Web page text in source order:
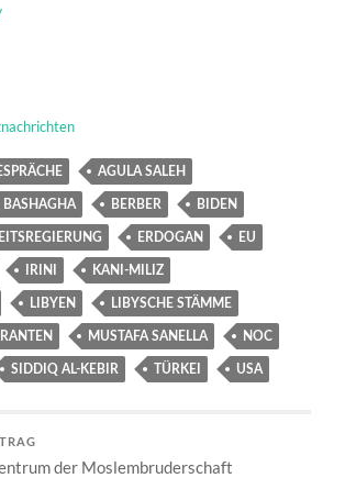
AGULA SALEH
BASHAGHA BERBER BIDEN
ERDOGAN EU
IRINI KANI-MILIZ
LIBYEN LIBYSCHE STÄMME
MUSTAFA SANELLA NOC
SIDDIQ AL-KEBIR TÜRKEI USA
der Moslembruderschaft